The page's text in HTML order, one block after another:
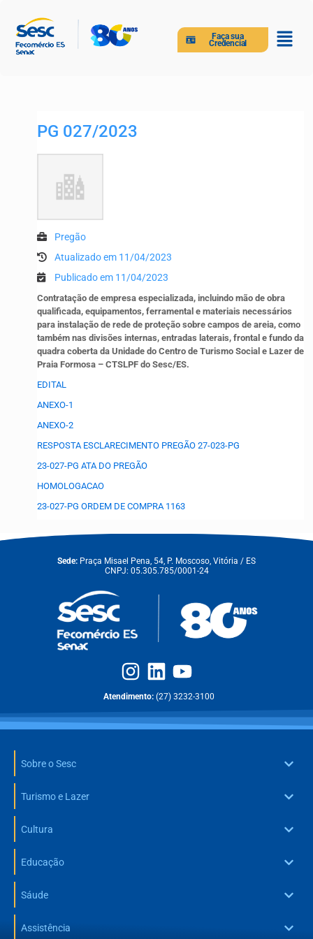
Faça sua
Credencial
PG 027/2023
Pregão
Atualizado em 11/04/2023
Publicado em 11/04/2023
Contratação de empresa especializada, incluindo mão de obra
qualificada, equipamentos, ferramental e materiais necessários
para instalação de rede de proteção sobre campos de areia, como
também nas divisões internas, entradas laterais, frontal e fundo da
quadra coberta da Unidade do Centro de Turismo Social e Lazer de
Praia Formosa – CTSLPF do Sesc/ES.
EDITAL
ANEXO-1
ANEXO-2
RESPOSTA ESCLARECIMENTO PREGÃO 27-023-PG
23-027-PG ATA DO PREGÃO
HOMOLOGACAO
23-027-PG ORDEM DE COMPRA 1163
Sede: Praça Misael Pena, 54, P. Moscoso, Vitória / ES
CNPJ: 05.305.785/0001-24
Atendimento: (27) 3232-3100
Sobre o Sesc
Turismo e Lazer
Cultura
Educação
Sáude
Assistência